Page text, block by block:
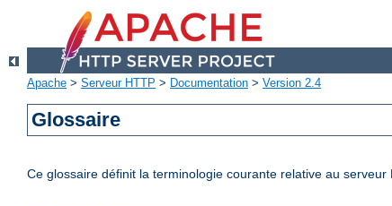
Apache > Serveur HTTP > Documentation > Version 2.4
Glossaire
Ce glossaire définit la terminologie courante relative au